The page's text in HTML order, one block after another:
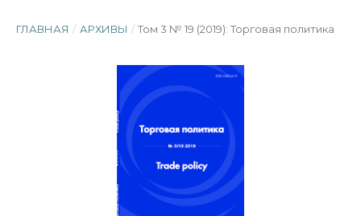
ГЛАВНАЯ / АРХИВЫ / Том 3 № 19 (2019): Торговая политика